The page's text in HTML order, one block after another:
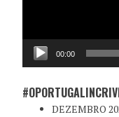
00:00
DEZEMBRO